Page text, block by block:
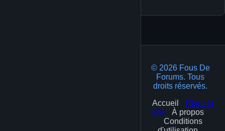
© 2026 Fous De
Forums. Tous
droits réservés.
Accueil
Plan du
site
À propos
Conditions